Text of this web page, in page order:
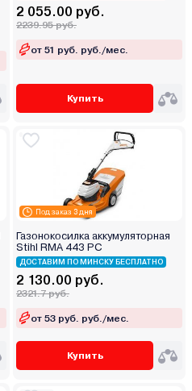
2 055.00 руб.
2239.95 руб.
от 51 руб. руб./мес.
Купить
Под заказ 3 дня
Газонокосилка аккумуляторная
Stihl RMA 443 PC
ДОСТАВИМ ПО МИНСКУ БЕСПЛАТНО
2 130.00 руб.
2321.7 руб.
от 53 руб. руб./мес.
Купить